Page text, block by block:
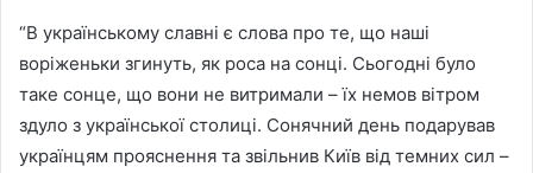
“В українському славні є слова про те, що наші
воріженьки згинуть, як роса на сонці. Сьогодні було
таке сонце, що вони не витримали – їх немов вітром
здуло з української столиці. Сонячний день подарував
українцям прояснення та звільнив Київ від темних сил –